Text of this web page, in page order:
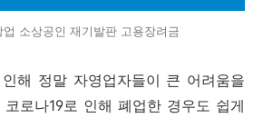
업 소상공인 재기발판 고용장려금
해 정말 자영업자들이 큰 어려움을
로나19로 인해 폐업한 경우도 쉽게